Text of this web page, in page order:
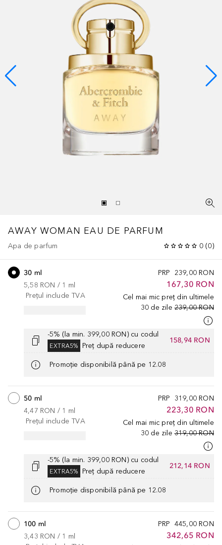
AWAY WOMAN EAU DE PARFUM
Apa de parfum 0 (0)
PRP 239,00 RON
167,30 RON
Cel mai mic preț din ultimele
30 de zile 239,00 RON
30 ml
5,58 RON / 1 ml
Prețul include TVA
-5% (la min. 399,00 RON) cu codul
EXTRA5% Preț după reducere
158,94 RON
Promoție disponibilă până pe 12.08
PRP 319,00 RON
223,30 RON
Cel mai mic preț din ultimele
30 de zile 319,00 RON
50 ml
4,47 RON / 1 ml
Prețul include TVA
-5% (la min. 399,00 RON) cu codul
EXTRA5% Preț după reducere
212,14 RON
Promoție disponibilă până pe 12.08
PRP 445,00 RON
342,65 RON
100 ml
3,43 RON / 1 ml